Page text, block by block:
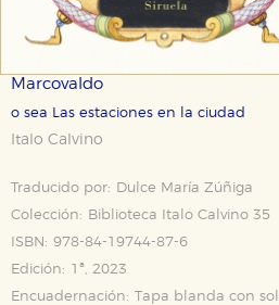
Marcovaldo
o sea Las estaciones en la ciudad
Italo Calvino
Traducido por:
Dulce María Zúñiga
Colección:
Biblioteca Italo Calvino 35
ISBN: 978-84-19744-87-6
Edición: 1ª, 2023
Encuadernación: Tapa blanda con